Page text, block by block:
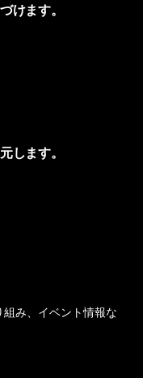
けます。
します。
み、イベント情報な